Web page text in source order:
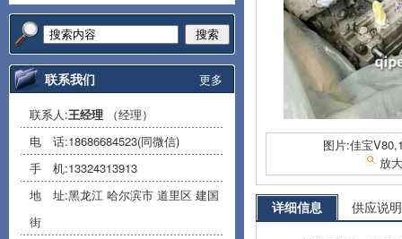
搜索
更多
联系我们
联系人:王经理 （经理）
电 话:18686684523(同微信)
手 机:13324313913
地 址:黑龙江 哈尔滨市 道里区 建国
街
图片:佳宝
放
详细信息 供应说明